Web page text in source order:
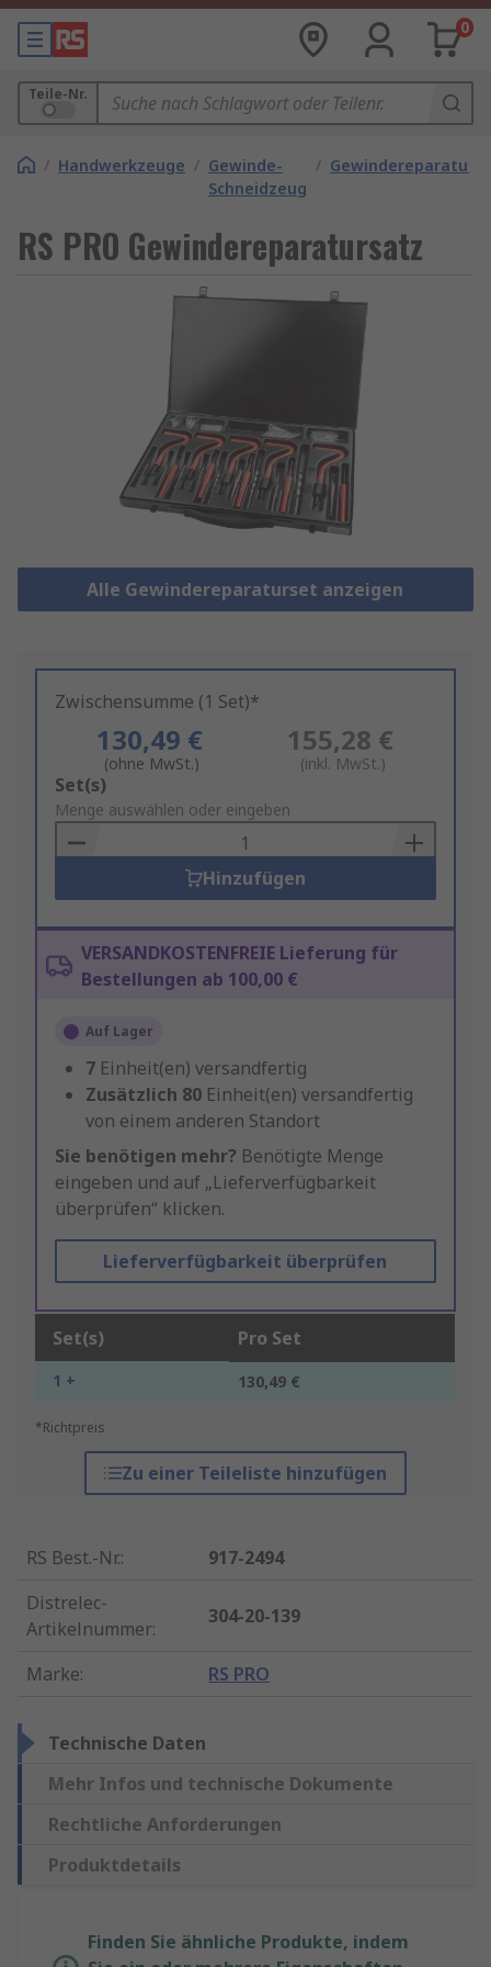
0
Teile-Nr.
/ Handwerkzeuge / Gewinde-
Schneidzeug
/
RS PRO Gewindereparatursatz
Alle Gewindereparaturset anzeigen
Zwischensumme (1 Set)*
130,49 €
(ohne MwSt.)
155,28 €
(inkl. MwSt.)
Add
to
Basket
Set(s)
Menge auswählen oder eingeben
Hinzufügen
VERSANDKOSTENFREIE Lieferung für
Bestellungen ab 100,00 €
Auf Lager
7 Einheit(en) versandfertig
Zusätzlich 80 Einheit(en) versandfertig
von einem anderen Standort
Sie benötigen mehr? Benötigte Menge
eingeben und auf „Lieferverfügbarkeit
überprüfen“ klicken.
Lieferverfügbarkeit überprüfen
Set(s) Pro Set
1 + 130,49 €
*Richtpreis
Zu einer Teileliste hinzufügen
RS Best.-Nr.:
917-2494
Distrelec-
Artikelnummer:
304-20-139
Marke: RS PRO
Technische Daten
Mehr Infos und technische Dokumente
Rechtliche Anforderungen
Produktdetails
Finden Sie ähnliche Produkte, indem